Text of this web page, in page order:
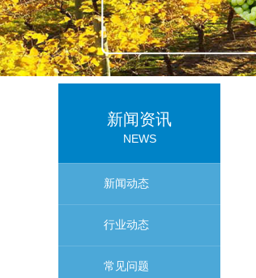
新闻资讯
NEWS
新闻动态
行业动态
常见问题